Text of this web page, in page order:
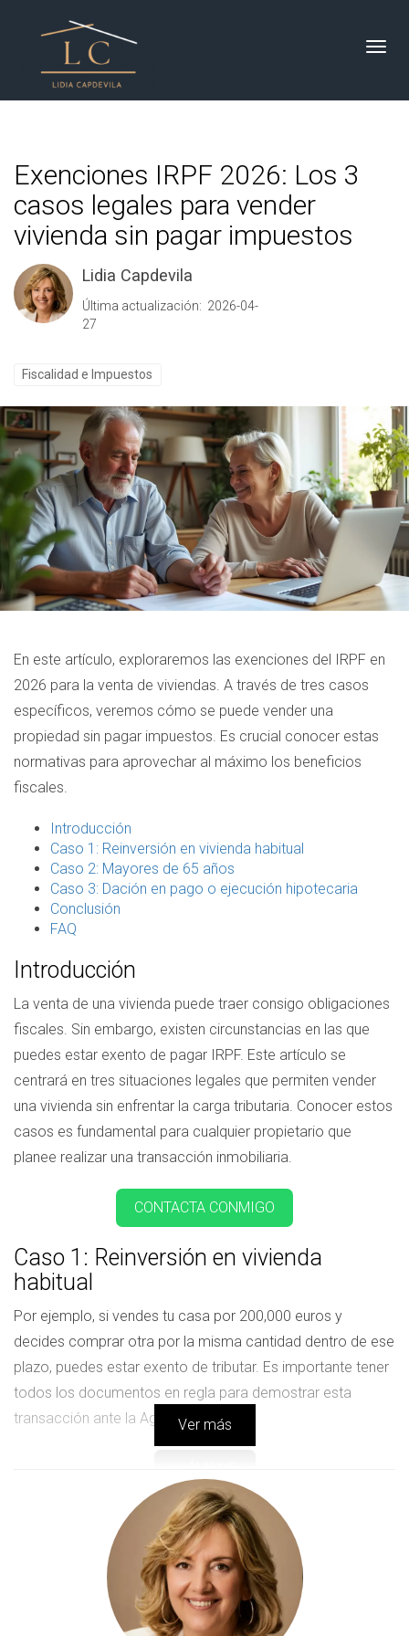
Exenciones IRPF 2026: Los 3
casos legales para vender
vivienda sin pagar impuestos
Lidia Capdevila
Última actualización: 2026-04-
27
Fiscalidad e Impuestos
En este artículo, exploraremos las exenciones del IRPF en
2026 para la venta de viviendas. A través de tres casos
específicos, veremos cómo se puede vender una
propiedad sin pagar impuestos. Es crucial conocer estas
normativas para aprovechar al máximo los beneficios
fiscales.
Introducción
Caso 1: Reinversión en vivienda habitual
Caso 2: Mayores de 65 años
Caso 3: Dación en pago o ejecución hipotecaria
Conclusión
FAQ
Introducción
La venta de una vivienda puede traer consigo obligaciones
fiscales. Sin embargo, existen circunstancias en las que
puedes estar exento de pagar IRPF. Este artículo se
centrará en tres situaciones legales que permiten vender
una vivienda sin enfrentar la carga tributaria. Conocer estos
casos es fundamental para cualquier propietario que
planee realizar una transacción inmobiliaria.
CONTACTA CONMIGO
Caso 1: Reinversión en vivienda
habitual
Por ejemplo, si vendes tu casa por 200,000 euros y
decides comprar otra por la misma cantidad dentro de ese
plazo, puedes estar exento de tributar. Es importante tener
todos los documentos en regla para demostrar esta
transacción ante la Agencia Tributaria.
Caso 2: Mayores de 65 años
Los propietarios mayores de 65 años tienen derecho a
vender su vivienda habitual sin pagar IRPF sobre las
ganancias obtenidas. Esta exención se aplica únicamente
a la venta de la vivienda que ha sido su residencia principal
Ver más